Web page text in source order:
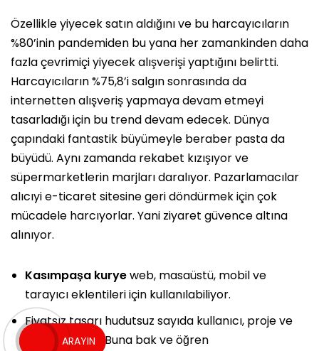
Özellikle yiyecek satın aldığını ve bu harcayıcıların
%80’inin pandemiden bu yana her zamankinden daha
fazla çevrimiçi yiyecek alışverişi yaptığını belirtti.
Harcayıcıların %75,8’i salgın sonrasında da
internetten alışveriş yapmaya devam etmeyi
tasarladığı için bu trend devam edecek. Dünya
çapındaki fantastik büyümeyle beraber pasta da
büyüdü. Aynı zamanda rekabet kızışıyor ve
süpermarketlerin marjları daralıyor. Pazarlamacılar
alıcıyi e-ticaret sitesine geri döndürmek için çok
mücadele harcıyorlar. Yani ziyaret güvence altına
alınıyor.
Kasımpaşa kuryeweb, masaüstü, mobil ve
tarayıcı eklentileri için kullanılabiliyor.
Fiyatsız tasarı hudutsuz sayıda kullanıcı, proje ve
görev kapsar. Buna bak ve öğren
ARAYIN